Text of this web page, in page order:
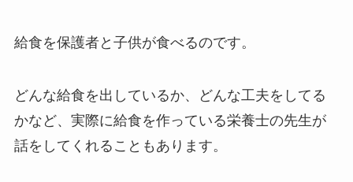
給食を保護者と子供が食べるのです。
どんな給食を出しているか、どんな工夫をしてる
かなど、実際に給食を作っている栄養士の先生が
話をしてくれることもあります。